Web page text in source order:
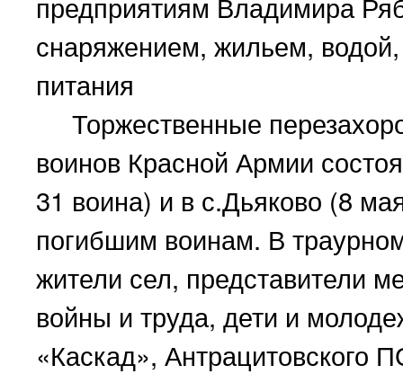
снаряжением, жильем,
питания
Торжественные
воинов Красной Армии
31 воина) и в с.Дьяково (8
погибшим воинам. В
жители сел, представители
войны и труда, дети и
«Каскад», Антрацитовского